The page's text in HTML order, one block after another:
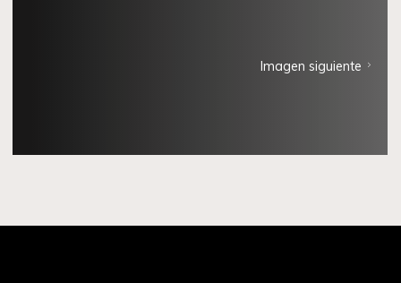
Imagen siguiente